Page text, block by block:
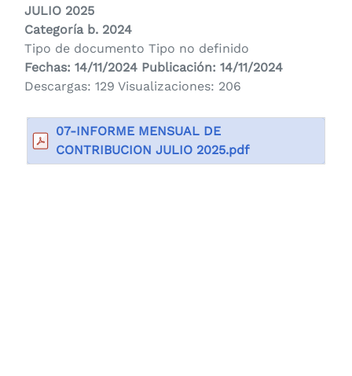
JULIO 2025
Categoría b. 2024
Tipo de documento Tipo no definido
Fechas: 14/11/2024 Publicación: 14/11/2024
Descargas: 129 Visualizaciones: 206
07-INFORME MENSUAL DE
CONTRIBUCION JULIO 2025.pdf